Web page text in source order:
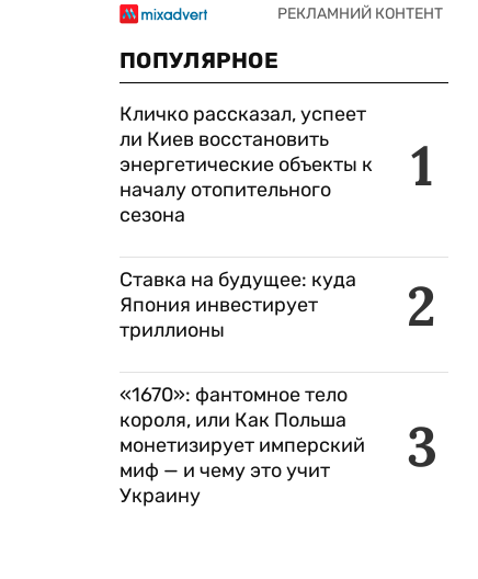
ПОПУЛЯРНОЕ
1
Кличко рассказал, успеет
ли Киев восстановить
энергетические объекты к
началу отопительного
сезона
2
Ставка на будущее: куда
Япония инвестирует
триллионы
3
«1670»: фантомное тело
короля, или Как Польша
монетизирует имперский
миф — и чему это учит
Украину